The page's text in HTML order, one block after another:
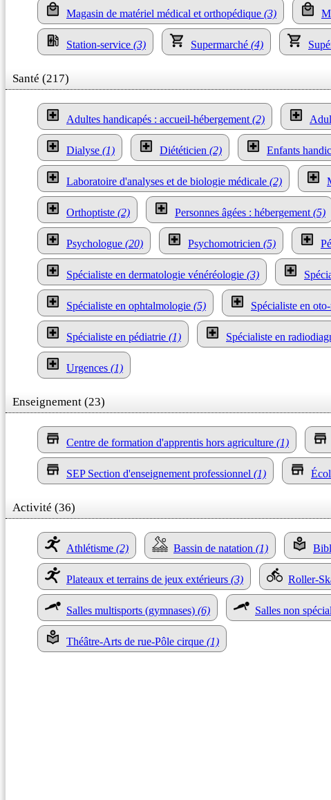
Magasin de matériel médical et orthopédique (3)
Station-service (3) Supermarché (4)
Santé (217)
Adultes handicapés : accueil-hébergement (2)
Dialyse (1) Diététicien (2) Enfants
Laboratoire d'analyses et de biologie médicale (2)
Orthoptiste (2) Personnes âgées : hébergement (5)
Psychologue (20) Psychomotricien (5)
Spécialiste en dermatologie vénéréologie (3)
Spécialiste en ophtalmologie (5) Spécialiste en
Spécialiste en pédiatrie (1) Spécialiste en
Urgences (1)
Enseignement (23)
Centre de formation d'apprentis hors agriculture (1)
SEP Section d'enseignement professionnel (1)
Activité (36)
Athlétisme (2) Bassin de natation (1)
Plateaux et terrains de jeux extérieurs (3) Roller-
Salles multisports (gymnases) (6) Salles non
Théâtre-Arts de rue-Pôle cirque (1)